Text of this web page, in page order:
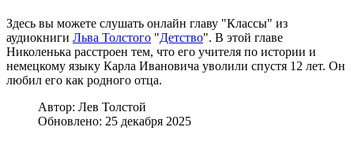
Здесь вы можете слушать онлайн главу "Классы" из
аудиокниги Льва Толстого "Детство". В этой главе
Николенька расстроен тем, что его учителя по истории и
немецкому языку Карла Ивановича уволили спустя 12 лет. Он
любил его как родного отца.
Автор: Лев Толстой
Обновлено: 25 декабря 2025